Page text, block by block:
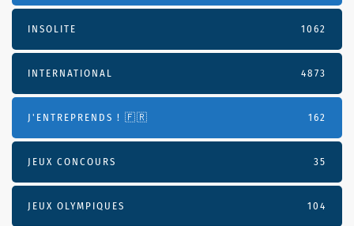
INSOLITE 1062
INTERNATIONAL 4873
J'ENTREPRENDS ! 🇫🇷 162
JEUX CONCOURS 35
JEUX OLYMPIQUES 104